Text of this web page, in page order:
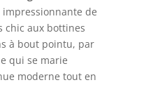
de
chic aux bottines
à bout pointu, par
qui se marie
moderne tout en